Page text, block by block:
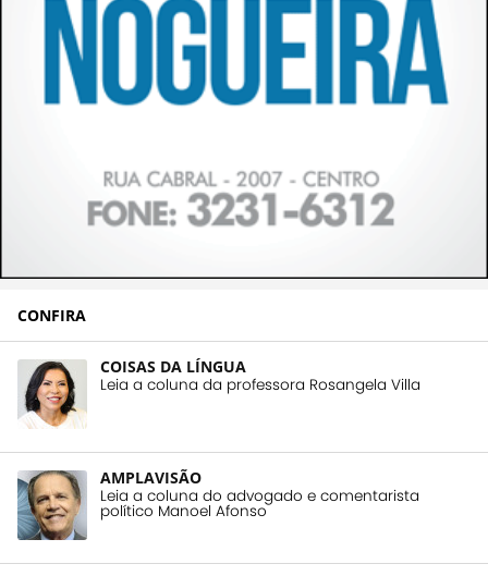
CONFIRA
COISAS DA LÍNGUA
Leia a coluna da professora Rosangela Villa
AMPLAVISÃO
Leia a coluna do advogado e comentarista
político Manoel Afonso